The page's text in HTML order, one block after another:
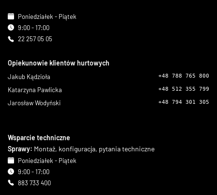
Poniedziałek - Piątek
9:00 - 17:00
22 257 05 05
Opiekunowie klientów hurtowych
Jakub Kądzioła +48 788 765 800
Katarzyna Pawlicka +48 512 355 799
Jarosław Wodyński +48 794 301 305
Wsparcie techniczne
Sprawy: Montaż, konfiguracja, pytania techniczne
Poniedziałek - Piątek
9:00 - 17:00
883 733 400